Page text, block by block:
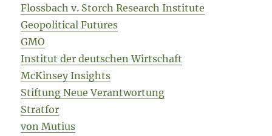
Flossbach v. Storch Research Institute
Geopolitical Futures
GMO
Institut der deutschen Wirtschaft
McKinsey Insights
Stiftung Neue Verantwortung
Stratfor
von Mutius